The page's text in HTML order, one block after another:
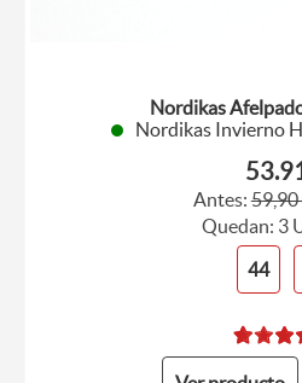
Nordikas
Nordikas Invierno
Antes:
Quedan: 3
44